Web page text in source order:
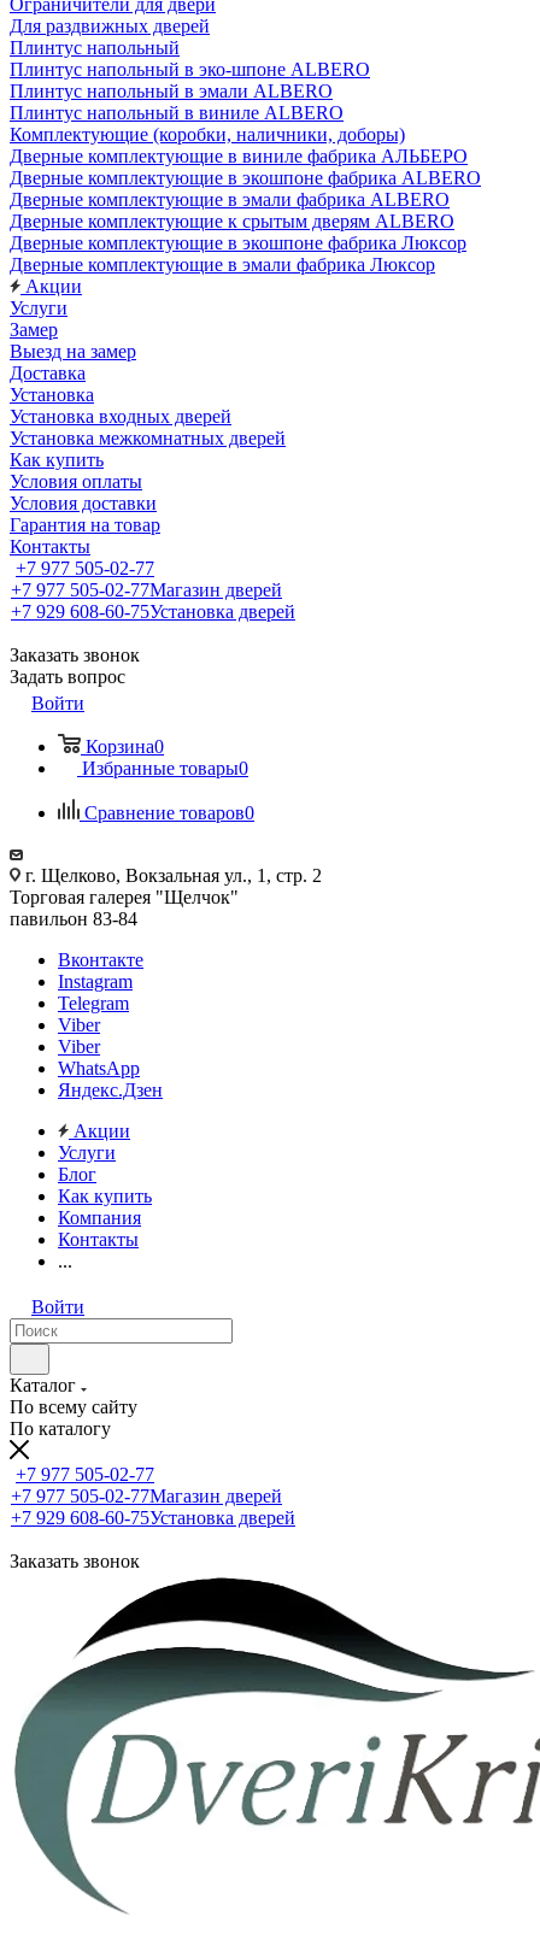
Ограничители для двери
Для раздвижных дверей
Плинтус напольный
Плинтус напольный в эко-шпоне ALBERO
Плинтус напольный в эмали ALBERO
Плинтус напольный в виниле ALBERO
Комплектующие (коробки, наличники, доборы)
Дверные комплектующие в виниле фабрика АЛЬБЕРО
Дверные комплектующие в экошпоне фабрика ALBERO
Дверные комплектующие в эмали фабрика ALBERO
Дверные комплектующие к срытым дверям ALBERO
Дверные комплектующие в экошпоне фабрика Люксор
Дверные комплектующие в эмали фабрика Люксор
Акции
Услуги
Замер
Выезд на замер
Доставка
Установка
Установка входных дверей
Установка межкомнатных дверей
Как купить
Условия оплаты
Условия доставки
Гарантия на товар
Контакты
+7 977 505-02-77
+7 977 505-02-77Магазин дверей
+7 929 608-60-75Установка дверей
Заказать звонок
Задать вопрос
Войти
Корзина0
Избранные товары0
Сравнение товаров0
г. Щелково, Вокзальная ул., 1, стр. 2
Торговая галерея "Щелчок"
павильон 83-84
Вконтакте
Instagram
Telegram
Viber
Viber
WhatsApp
Яндекс.Дзен
Акции
Услуги
Блог
Как купить
Компания
Контакты
...
Войти
Каталог
По всему сайту
По каталогу
+7 977 505-02-77
+7 977 505-02-77Магазин дверей
+7 929 608-60-75Установка дверей
Заказать звонок